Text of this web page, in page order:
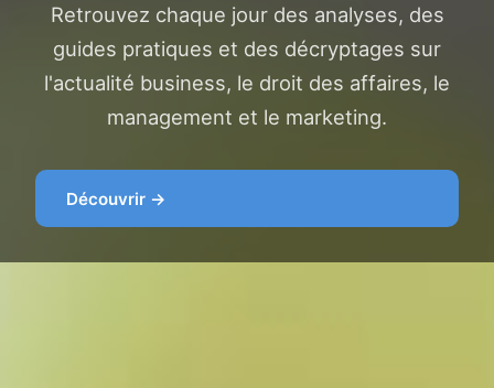
Retrouvez chaque jour des analyses, des
guides pratiques et des décryptages sur
l'actualité business, le droit des affaires, le
management et le marketing.
Découvrir →